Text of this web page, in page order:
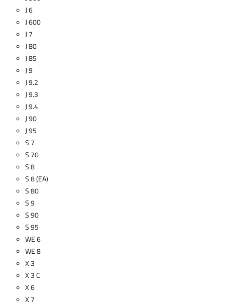
J 6
J 600
J 7
J 80
J 85
J 9
J 9.2
J 9.3
J 9.4
J 90
J 95
S 7
S 70
S 8
S 8 (EA)
S 80
S 9
S 90
S 95
WE 6
WE 8
X 3
X 3 C
X 6
X 7